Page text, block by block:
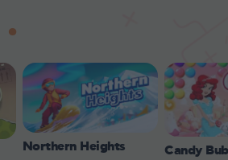
Northern Heights Candy